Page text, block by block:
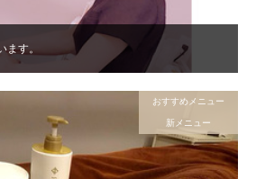
ます。
おすすめメニュー
新メニュー